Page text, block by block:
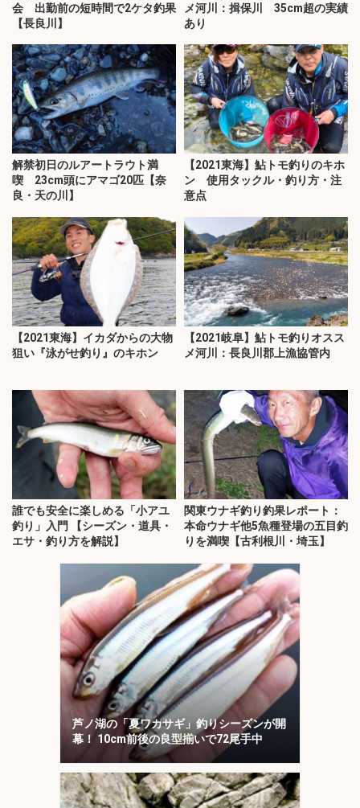
会 出勤前の短時間で2ケタ釣果
【長良川】
メ河川：揖保川 35cm超の実績
あり
解禁初日のルアートラウト満
喫 23cm頭にアマゴ20匹【奈
良・天の川】
【2021東海】鮎トモ釣りのキホ
ン 使用タックル・釣り方・注
意点
【2021東海】イカダからの大物
狙い『泳がせ釣り』のキホン
【2021岐阜】鮎トモ釣りオスス
メ河川：長良川郡上漁協管内
誰でも安全に楽しめる「小アユ
釣り」入門 【シーズン・道具・
エサ・釣り方を解説】
関東ウナギ釣り釣果レポート：
本命ウナギ他5魚種登場の五目釣
りを満喫【古利根川・埼玉】
芦ノ湖の「夏ワカサギ」釣りシーズンが開
幕！ 10cm前後の良型揃いで72尾手中